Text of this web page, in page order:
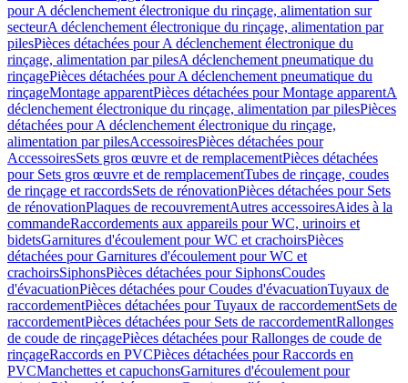
pour A déclenchement électronique du rinçage, alimentation sur
secteurA déclenchement électronique du rinçage, alimentation par
pilesPièces détachées pour A déclenchement électronique du
rinçage, alimentation par pilesA déclenchement pneumatique du
rinçagePièces détachées pour A déclenchement pneumatique du
rinçageMontage apparentPièces détachées pour Montage apparentA
déclenchement électronique du rinçage, alimentation par pilesPièces
détachées pour A déclenchement électronique du rinçage,
alimentation par pilesAccessoiresPièces détachées pour
AccessoiresSets gros œuvre et de remplacementPièces détachées
pour Sets gros œuvre et de remplacementTubes de rinçage, coudes
de rinçage et raccordsSets de rénovationPièces détachées pour Sets
de rénovationPlaques de recouvrementAutres accessoiresAides à la
commandeRaccordements aux appareils pour WC, urinoirs et
bidetsGarnitures d'écoulement pour WC et crachoirsPièces
détachées pour Garnitures d'écoulement pour WC et
crachoirsSiphonsPièces détachées pour SiphonsCoudes
d'évacuationPièces détachées pour Coudes d'évacuationTuyaux de
raccordementPièces détachées pour Tuyaux de raccordementSets de
raccordementPièces détachées pour Sets de raccordementRallonges
de coude de rinçagePièces détachées pour Rallonges de coude de
rinçageRaccords en PVCPièces détachées pour Raccords en
PVCManchettes et capuchonsGarnitures d'écoulement pour